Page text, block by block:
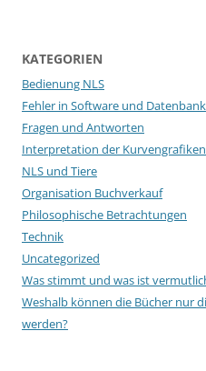
KATEGORIEN
Bedienung NLS
Fehler in Software und Datenbank
Fragen und Antworten
Interpretation der Kurvengrafiken
NLS und Tiere
Organisation Buchverkauf
Philosophische Betrachtungen
Technik
Uncategorized
Was stimmt und was ist
Weshalb können die Bücher nur
werden?